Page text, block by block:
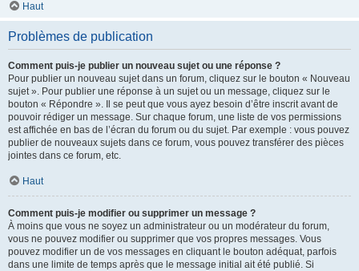
Haut
Problèmes de publication
Comment puis-je publier un nouveau sujet ou une réponse ?
Pour publier un nouveau sujet dans un forum, cliquez sur le bouton « Nouveau
sujet ». Pour publier une réponse à un sujet ou un message, cliquez sur le
bouton « Répondre ». Il se peut que vous ayez besoin d’être inscrit avant de
pouvoir rédiger un message. Sur chaque forum, une liste de vos permissions
est affichée en bas de l’écran du forum ou du sujet. Par exemple : vous pouvez
publier de nouveaux sujets dans ce forum, vous pouvez transférer des pièces
jointes dans ce forum, etc.
Haut
Comment puis-je modifier ou supprimer un message ?
À moins que vous ne soyez un administrateur ou un modérateur du forum,
vous ne pouvez modifier ou supprimer que vos propres messages. Vous
pouvez modifier un de vos messages en cliquant le bouton adéquat, parfois
dans une limite de temps après que le message initial ait été publié. Si